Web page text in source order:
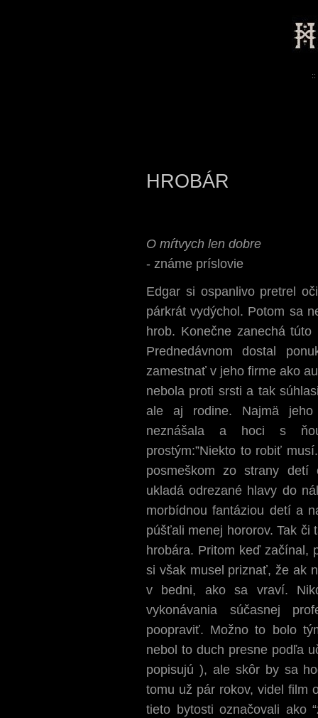
::
HROBÁR
O mŕtvych len dobre
- známe príslovie
Edgar si ospanlivo pretrel
párkrát vydýchol. Potom sa
hrob. Konečne zanechá
Prednedávnom dostal
zamestnať v jeho firme ako
nebola proti srsti a tak
ale aj rodine. Najmä
neznášala a hoci s
prostým:”Niekto to robiť
posmeškom zo strany detí
ukladá odrezané hlavy do
morbídnou fantáziou detí a
púšťali menej hororov. Tak či
hrobára. Pritom keď začínal,
si však musel priznať, že ak
v bedni, ako sa vraví.
vykonávania súčasnej
poopraviť. Možno to bolo
nebol to duch presne podľa
popisujú ), ale skôr by sa
tomu už pár rokov, videl film
tieto bytosti označovali ako